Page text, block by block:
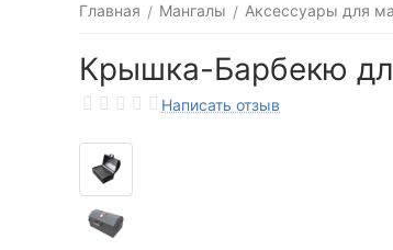
Главная / Мангалы / Аксессуары для
Крышка-Барбекю
Написать отзыв